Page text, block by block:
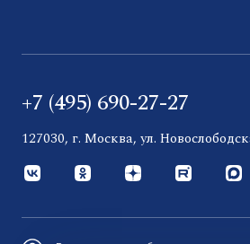
+7 (495) 690-27-27
127030, г. Москва, ул.